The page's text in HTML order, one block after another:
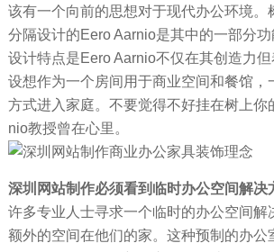
该有一个向前的思想对于现代办公环境。
分隔设计的Eero Aarnio是其中的一部分
设计特点是Eero Aarnio不仅在其创造力
设想作为一个房间用于商业空间和餐馆，
方式进入家庭。不要觉得不好挂在树上你
nio教授曾在心里。
深圳网站制作必须看到临时办公空间解决
许多专业人士寻求一个临时的办公空间解
额外的空间在他们的家。这种预制的办公